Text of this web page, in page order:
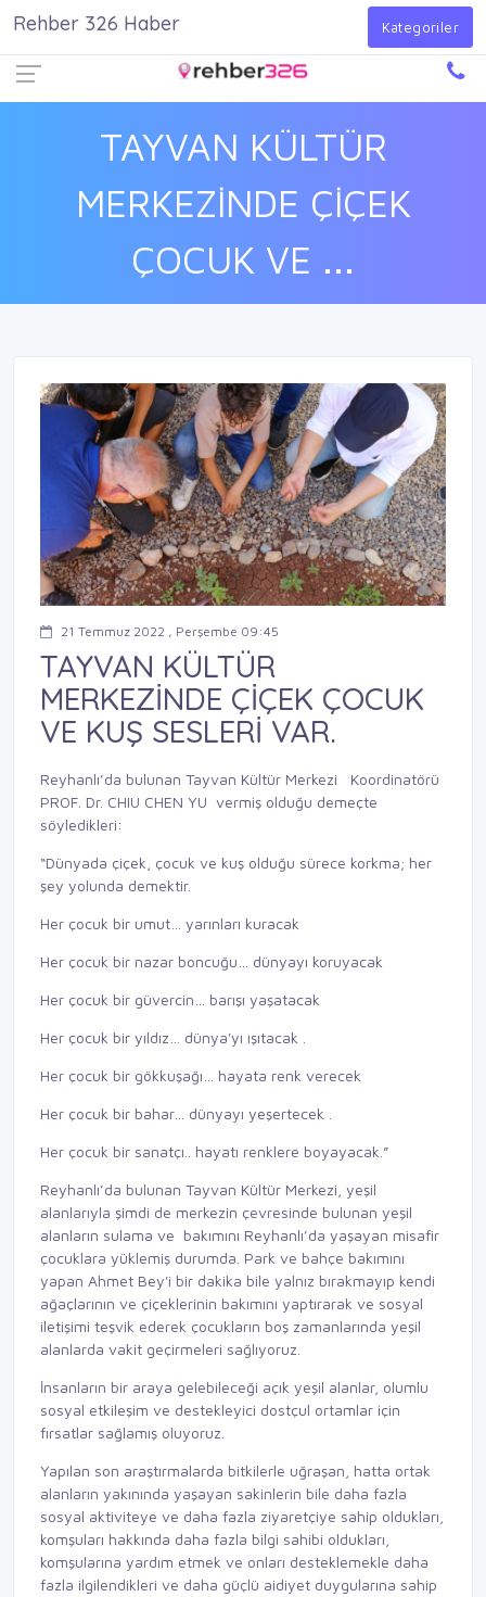
Giriş Yap
TAYVAN KÜLTÜR
MERKEZİNDE ÇİÇEK
ÇOCUK VE ...
Rehber 326 Haber Kategoriler
21 Temmuz 2022 , Perşembe 09:45
TAYVAN KÜLTÜR
MERKEZİNDE ÇİÇEK ÇOCUK
VE KUŞ SESLERİ VAR.
Reyhanlı’da bulunan Tayvan Kültür Merkezi Koordinatörü
PROF. Dr. CHIU CHEN YU vermiş olduğu demeçte
söyledikleri:
“Dünyada çiçek, çocuk ve kuş olduğu sürece korkma; her
şey yolunda demektir.
Her çocuk bir umut… yarınları kuracak
Her çocuk bir nazar boncuğu… dünyayı koruyacak
Her çocuk bir güvercin… barışı yaşatacak
Her çocuk bir yıldız… dünya'yı ışıtacak .
Her çocuk bir gökkuşağı… hayata renk verecek
Her çocuk bir bahar… dünyayı yeşertecek .
Her çocuk bir sanatçı.. hayatı renklere boyayacak.”
Reyhanlı’da bulunan Tayvan Kültür Merkezi, yeşil
alanlarıyla şimdi de merkezin çevresinde bulunan yeşil
alanların sulama ve bakımını Reyhanlı’da yaşayan misafir
çocuklara yüklemiş durumda. Park ve bahçe bakımını
yapan Ahmet Bey'i bir dakika bile yalnız bırakmayıp kendi
ağaçlarının ve çiçeklerinin bakımını yaptırarak ve sosyal
iletişimi teşvik ederek çocukların boş zamanlarında yeşil
alanlarda vakit geçirmeleri sağlıyoruz.
İnsanların bir araya gelebileceği açık yeşil alanlar, olumlu
sosyal etkileşim ve destekleyici dostçul ortamlar için
fırsatlar sağlamış oluyoruz.
Yapılan son araştırmalarda bitkilerle uğraşan, hatta ortak
alanların yakınında yaşayan sakinlerin bile daha fazla
sosyal aktiviteye ve daha fazla ziyaretçiye sahip oldukları,
komşuları hakkında daha fazla bilgi sahibi oldukları,
komşularına yardım etmek ve onları desteklemekle daha
fazla ilgilendikleri ve daha güçlü aidiyet duygularına sahip